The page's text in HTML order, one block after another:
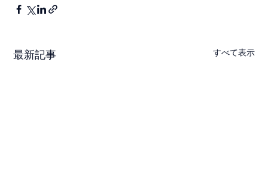
最新記事 すべて表示